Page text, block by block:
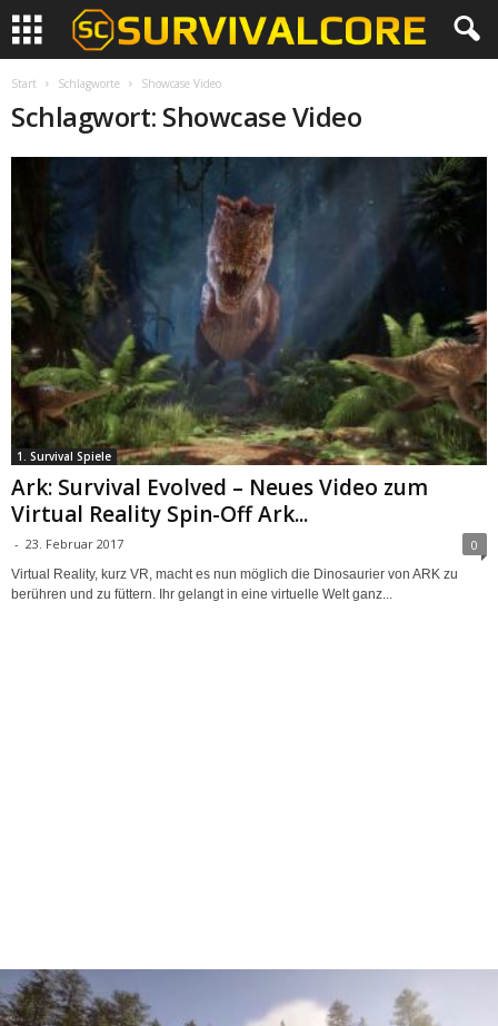
Start Schlagworte Showcase Video
Schlagwort: Showcase Video
1. Survival Spiele
Ark: Survival Evolved – Neues Video zum
Virtual Reality Spin-Off Ark...
- 23. Februar 2017 0
Virtual Reality, kurz VR, macht es nun möglich die Dinosaurier von ARK zu
berühren und zu füttern. Ihr gelangt in eine virtuelle Welt ganz...